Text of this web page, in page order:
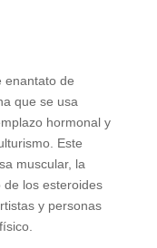
enantato de
que se usa
hormonal y
Este
muscular, la
los esteroides
y personas